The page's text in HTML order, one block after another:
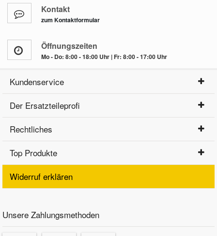
Kontakt
zum Kontaktformular
Öffnungszeiten
Mo - Do: 8:00 - 18:00 Uhr | Fr: 8:00 - 17:00 Uhr
Kundenservice
Der Ersatzteileprofi
Rechtliches
Top Produkte
Widerruf erklären
Unsere Zahlungsmethoden